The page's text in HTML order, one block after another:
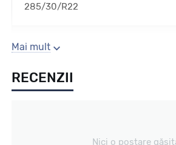
285/30/R22
Sezon
Vara
Mai mult
RECENZII
Nici o postare